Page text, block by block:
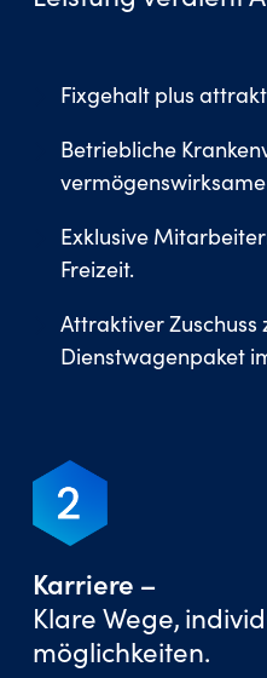
Fixgehalt plus
Betriebliche
Exklusive
Freizeit.
Attraktiver Zuschuss
Dienstwagenpaket
Karriere –
Klare Wege,
möglichkeiten.